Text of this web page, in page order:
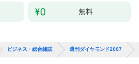
無料
ビジネス・総合雑誌 週刊ダイヤモンド2007